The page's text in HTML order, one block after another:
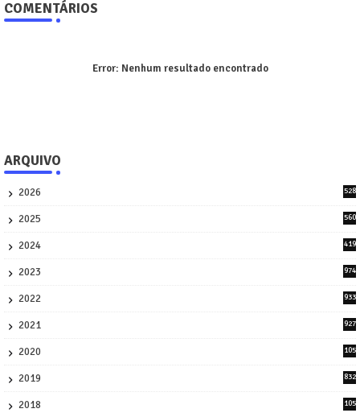
COMENTÁRIOS
Error: Nenhum resultado encontrado
ARQUIVO
2026
528
2025
560
2024
419
2023
974
2022
933
2021
927
2020
105
2019
832
2018
105